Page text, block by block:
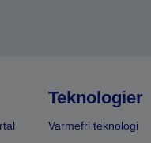
Teknologier
Varmefri teknologi